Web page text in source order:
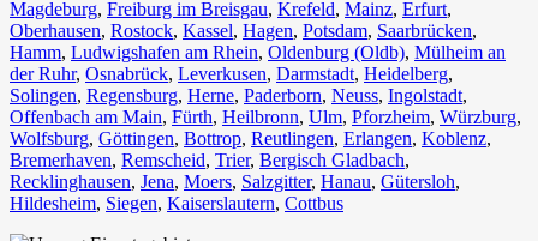
Magdeburg, Freiburg im Breisgau⁠, Krefeld⁠, Mainz⁠, Erfurt,
Oberhausen⁠, Rostock⁠, Kassel⁠, Hagen, Potsdam, Saarbrücken⁠,
Hamm, Ludwigshafen am Rhein⁠, Oldenburg (Oldb), Mülheim an
der Ruhr, Osnabrück⁠, Leverkusen, Darmstadt⁠, Heidelberg,
Solingen, Regensburg, Herne⁠, Paderborn, Neuss, Ingolstadt,
Offenbach am Main, Fürth⁠, Heilbronn, Ulm⁠, Pforzheim, Würzburg,
Wolfsburg⁠, Göttingen, Bottrop, Reutlingen, Erlangen⁠, Koblenz,
Bremerhaven⁠, Remscheid, Trier⁠, Bergisch Gladbach,
Recklinghausen, Jena⁠, Moers⁠, Salzgitter⁠, Hanau, Gütersloh,
Hildesheim⁠, Siegen⁠, Kaiserslautern⁠, Cottbus⁠